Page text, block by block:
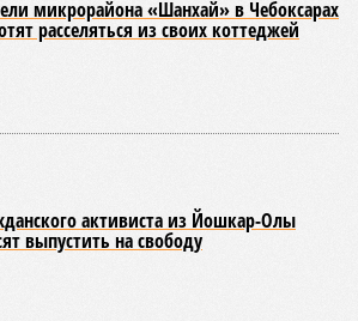
также мастера спорта Чувашии.
разработана полная разрядная сетка
все ступени от третьего
до уровня кандидата в мастера
призвана обеспечить системность
и создать чёткие ориентиры
повышения их квалификации.
собой традиционное единоборство,
культуру чувашского народа. Схватка
образом: соперники располагаются
этом через пояс каждого из них